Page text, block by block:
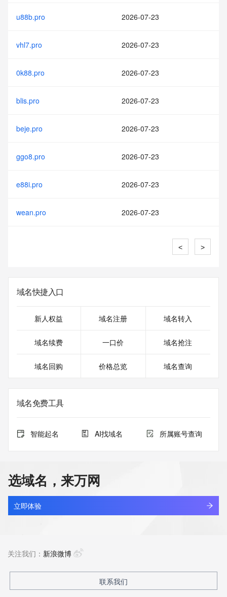
u88b.pro 2026-07-23
vhl7.pro 2026-07-23
0k88.pro 2026-07-23
blis.pro 2026-07-23
beje.pro 2026-07-23
ggo8.pro 2026-07-23
e88i.pro 2026-07-23
wean.pro 2026-07-23
< >
域名快捷入口
新人权益 域名注册 域名转入
域名续费 一口价 域名抢注
域名回购 价格总览 域名查询
域名免费工具
智能起名 AI找域名 所属账号查询
选域名，来万网
立即体验
关注我们： 新浪微博
联系我们